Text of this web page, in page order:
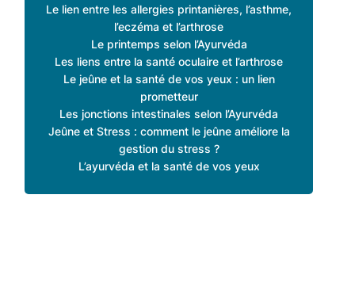
Le lien entre les allergies printanières, l’asthme,
l’eczéma et l’arthrose
Le printemps selon l’Ayurvéda
Les liens entre la santé oculaire et l’arthrose
Le jeûne et la santé de vos yeux : un lien
prometteur
Les jonctions intestinales selon l’Ayurvéda
Jeûne et Stress : comment le jeûne améliore la
gestion du stress ?
L’ayurvéda et la santé de vos yeux